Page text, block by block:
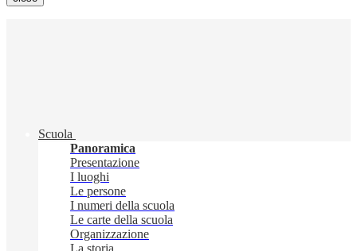
Scuola
Panoramica
Presentazione
I luoghi
Le persone
I numeri della scuola
Le carte della scuola
Organizzazione